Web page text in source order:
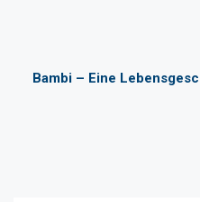
Bambi – Eine